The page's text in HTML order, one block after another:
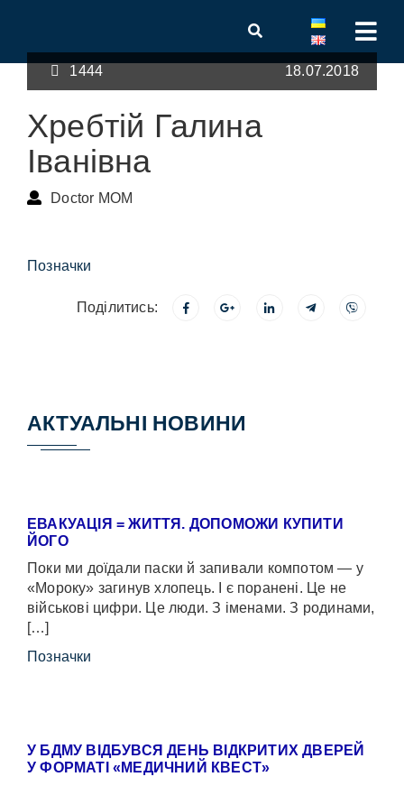
1444 18.07.2018
Хребтій Галина
Іванівна
Doctor MOM
Позначки
Поділитись:
АКТУАЛЬНІ НОВИНИ
ЕВАКУАЦІЯ = ЖИТТЯ. ДОПОМОЖИ КУПИТИ
ЙОГО
Поки ми доїдали паски й запивали компотом — у
«Мороку» загинув хлопець. І є поранені. Це не
військові цифри. Це люди. З іменами. З родинами,
[…]
Позначки
У БДМУ ВІДБУВСЯ ДЕНЬ ВІДКРИТИХ ДВЕРЕЙ
У ФОРМАТІ «МЕДИЧНИЙ КВЕСТ»